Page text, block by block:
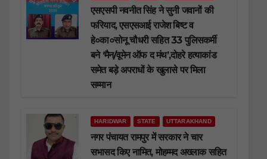
एसएसपी नवनीत सिंह ने सुनी जवानों की
फरियाद, एसएसआई राजेश बिष्ट व
हे०का०सोनू चौधरी सहित 33 पुलिसकर्मी
बने ‘मैन/वूमेन ऑफ द मंथ’,दोहरे हत्याकांड
समेत बड़े अपराधों के खुलासे पर मिला
सम्मान
HARIDWAR STATE UTTARAKHAND
नगर पंचायत रामपुर में सरकार ने चार
सभासद किए नामित, मोहम्मद अख्लाक सहित